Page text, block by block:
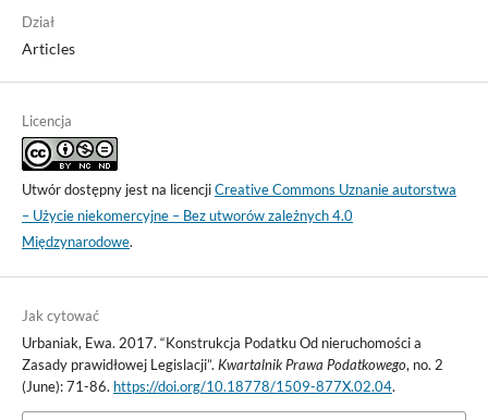
Dział
Articles
Licencja
Utwór dostępny jest na licencjiCreative Commons Uznanie autorstwa
– Użycie niekomercyjne – Bez utworów zależnych 4.0
Międzynarodowe.
Jak cytować
Urbaniak, Ewa. 2017. “Konstrukcja Podatku Od nieruchomości a
Zasady prawidłowej Legislacji”. Kwartalnik Prawa Podatkowego, no. 2
(June): 71-86. https://doi.org/10.18778/1509-877X.02.04.